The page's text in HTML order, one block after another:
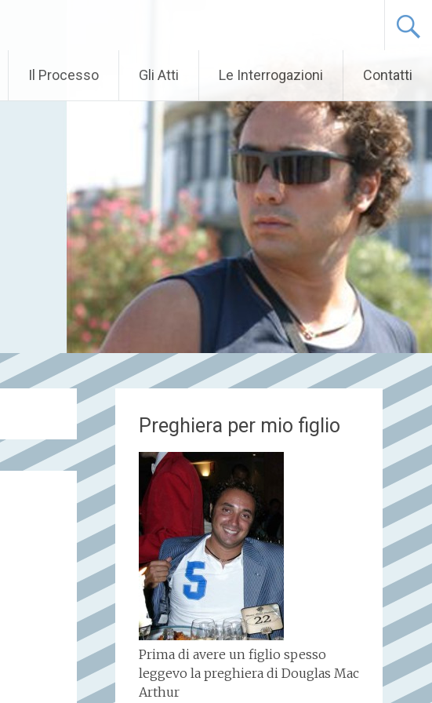
Il Processo Gli Atti Le Interrogazioni Contatti
Preghiera per mio figlio
Prima di avere un figlio spesso
leggevo la preghiera di Douglas Mac
Arthur